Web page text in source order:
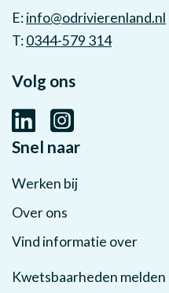
E:info@odrivierenland.nl
T:0344-579 314
Volg ons
Snel naar
Werken bij
Over ons
Vind informatie over
Kwetsbaarheden melden